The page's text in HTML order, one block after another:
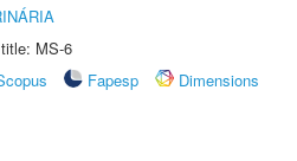
MS-6
Fapesp
Dimensions